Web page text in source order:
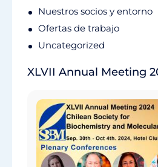
Nuestros socios y entorno
Ofertas de trabajo
Uncategorized
XLVII Annual Meeting